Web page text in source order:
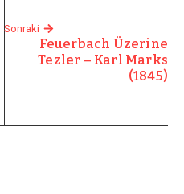
Sonraki
Feuerbach Üzerine
Tezler – Karl Marks
(1845)